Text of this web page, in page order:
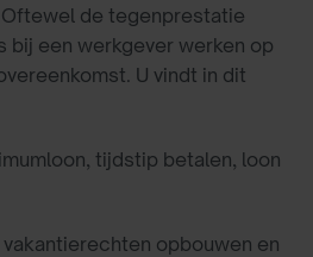
de tegenprestatie
bij een werkgever werken op
U vindt in dit
tijdstip betalen, loon
vakantierechten opbouwen en